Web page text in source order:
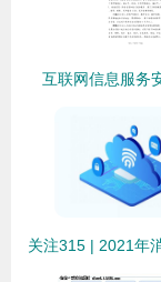
互联网信息服务